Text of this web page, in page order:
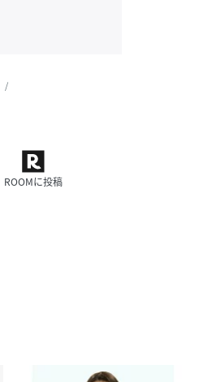
ROOMに投稿